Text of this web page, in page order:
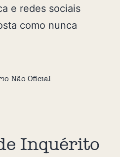
e redes sociais
como nunca
Não Oficial
Inquérito